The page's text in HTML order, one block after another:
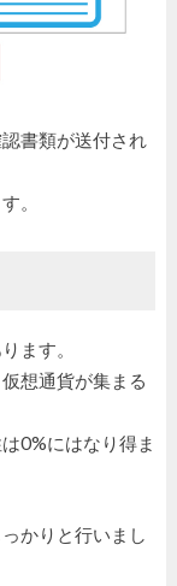
書類が送付され
。
ます。
想通貨が集まる
0%にはなり得ま
かりと行いまし